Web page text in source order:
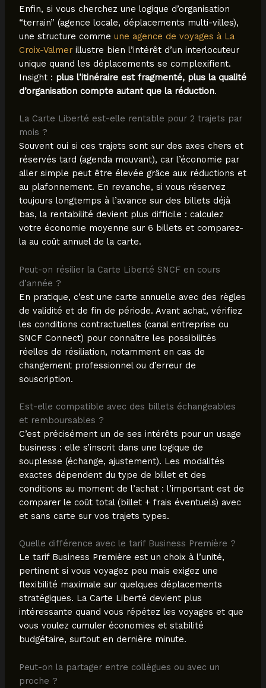
Enfin, si vous cherchez une logique d’organisation
“terrain” (agence locale, déplacements multi-villes),
une structure comme une agence de voyages à La
Croix-Valmerillustre bien l’intérêt d’un interlocuteur
unique quand les déplacements se complexifient.
Insight : plus l’itinéraire est fragmenté, plus la qualité
d’organisation compte autant que la réduction.
La Carte Liberté est-elle rentable pour 2 trajets par
mois ?
Souvent oui si ces trajets sont sur des axes chers et
réservés tard (agenda mouvant), car l’économie par
aller simple peut être élevée grâce aux réductions et
au plafonnement. En revanche, si vous réservez
toujours longtemps à l’avance sur des billets déjà
bas, la rentabilité devient plus difficile : calculez
votre économie moyenne sur 6 billets et comparez-
la au coût annuel de la carte.
Peut-on résilier la Carte Liberté SNCF en cours
d’année ?
En pratique, c’est une carte annuelle avec des règles
de validité et de fin de période. Avant achat, vérifiez
les conditions contractuelles (canal entreprise ou
SNCF Connect) pour connaître les possibilités
réelles de résiliation, notamment en cas de
changement professionnel ou d’erreur de
souscription.
Est-elle compatible avec des billets échangeables
et remboursables ?
C’est précisément un de ses intérêts pour un usage
business : elle s’inscrit dans une logique de
souplesse (échange, ajustement). Les modalités
exactes dépendent du type de billet et des
conditions au moment de l’achat : l’important est de
comparer le coût total (billet + frais éventuels) avec
et sans carte sur vos trajets types.
Quelle différence avec le tarif Business Première ?
Le tarif Business Première est un choix à l’unité,
pertinent si vous voyagez peu mais exigez une
flexibilité maximale sur quelques déplacements
stratégiques. La Carte Liberté devient plus
intéressante quand vous répétez les voyages et que
vous voulez cumuler économies et stabilité
budgétaire, surtout en dernière minute.
Peut-on la partager entre collègues ou avec un
proche ?